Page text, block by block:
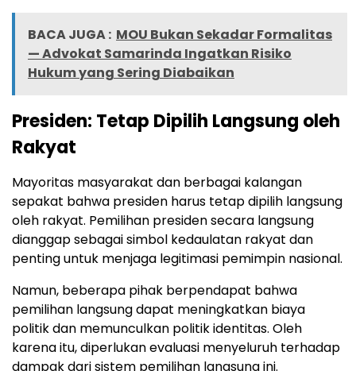
BACA JUGA : MOU Bukan Sekadar Formalitas
— Advokat Samarinda Ingatkan Risiko
Hukum yang Sering Diabaikan
Presiden: Tetap Dipilih Langsung oleh
Rakyat
Mayoritas masyarakat dan berbagai kalangan
sepakat bahwa presiden harus tetap dipilih langsung
oleh rakyat. Pemilihan presiden secara langsung
dianggap sebagai simbol kedaulatan rakyat dan
penting untuk menjaga legitimasi pemimpin nasional.
Namun, beberapa pihak berpendapat bahwa
pemilihan langsung dapat meningkatkan biaya
politik dan memunculkan politik identitas. Oleh
karena itu, diperlukan evaluasi menyeluruh terhadap
dampak dari sistem pemilihan langsung ini.